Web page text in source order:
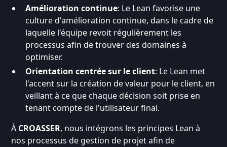
Amélioration continue: Le Lean favorise une
culture d'amélioration continue, dans le cadre de
laquelle l'équipe revoit régulièrement les
processus afin de trouver des domaines à
optimiser.
Orientation centrée sur le client: Le Lean met
l'accent sur la création de valeur pour le client, en
veillant à ce que chaque décision soit prise en
tenant compte de l'utilisateur final.
À CROASSER, nous intégrons les principes Lean à
nos processus de gestion de projet afin de